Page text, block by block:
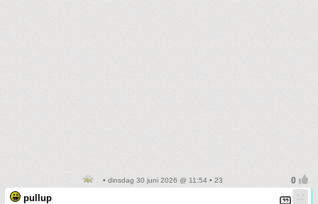
• dinsdag 30 juni 2026 @ 11:54 • 23
pullup